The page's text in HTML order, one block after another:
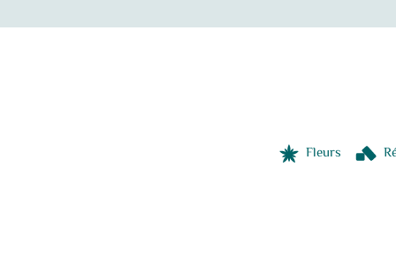
Fleurs